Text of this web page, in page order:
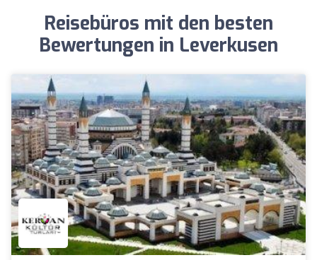
Reisebüros mit den besten
Bewertungen in Leverkusen